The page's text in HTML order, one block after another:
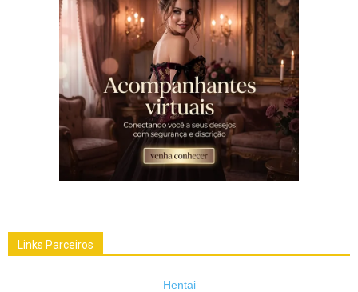
Links Parceiros
Hentai